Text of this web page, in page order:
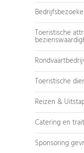
Toeristische
Toeristische
Reizen &
Catering en
Sponsoring